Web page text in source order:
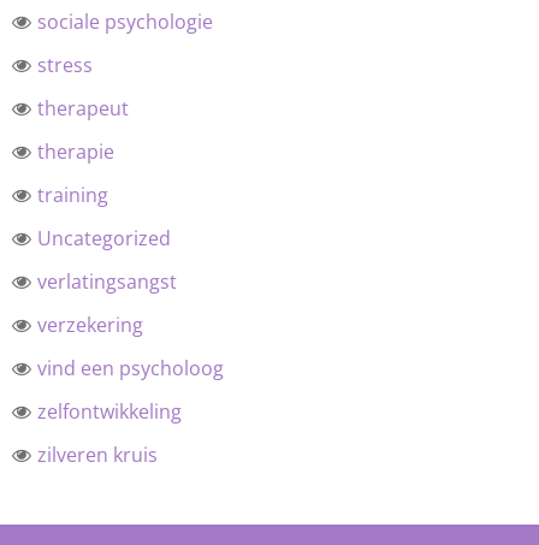
sociale psychologie
stress
therapeut
therapie
training
Uncategorized
verlatingsangst
verzekering
vind een psycholoog
zelfontwikkeling
zilveren kruis